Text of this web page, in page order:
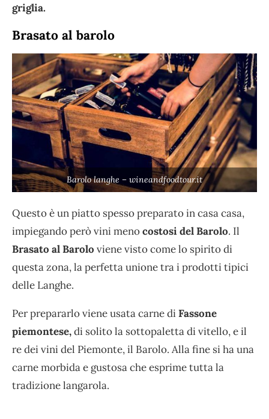
griglia.
Brasato al barolo
Barolo langhe – wineandfoodtour.it
Questo è un piatto spesso preparato in casa casa,
impiegando però vini menocostosi del Barolo. Il
Brasato al Barolo viene visto come lo spirito di
questa zona, la perfetta unione tra i prodotti tipici
delle Langhe.
Per prepararlo viene usata carne diFassone
piemontese,di solito la sottopaletta di vitello, e il
re dei vini del Piemonte, il Barolo. Alla fine si ha una
carne morbida e gustosa che esprime tutta la
tradizione langarola.